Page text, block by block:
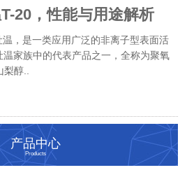
20，性能与用途解析
，是一类应用广泛的非离子型表面活
温家族中的代表产品之一，全称为聚氧
醇..
产品中心
Products